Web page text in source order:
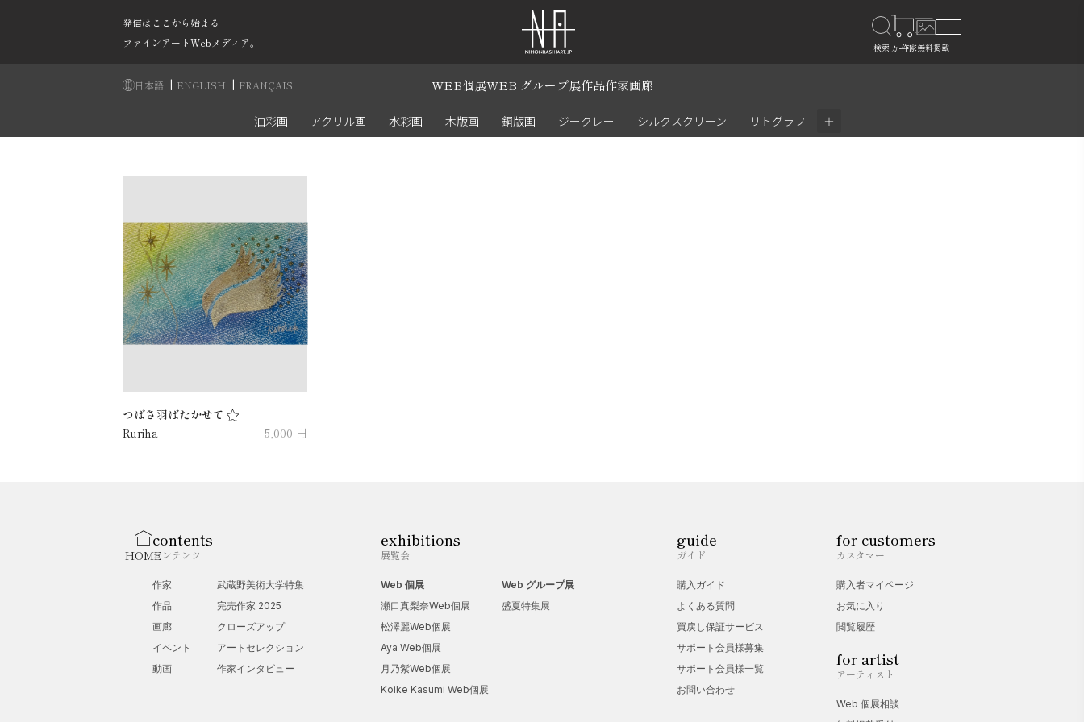
発信はここから始まる
ファインアートWebメディア。
日本語 | ENGLISH | FRANÇAIS WEB個展WEB グループ展作品作家画廊
油彩画 アクリル画 水彩画 木版画 銅版画 ジークレー シルクスクリーン リトグラフ ＋
つばさ羽ばたかせて
Ruriha
5,000 円
HOME
contents
コンテンツ
作家
作品
画廊
イベント
動画
武蔵野美術大学特集
完売作家 2025
クローズアップ
アートセレクション
作家インタビュー
exhibitions
展覧会
Web 個展
瀬口真梨奈Web個展
松澤麗Web個展
Aya Web個展
月乃紫Web個展
Koike Kasumi Web個展
Web グループ展
盛夏特集展
guide
ガイド
購入ガイド
よくある質問
買戻し保証サービス
サポート会員様募集
サポート会員様一覧
お問い合わせ
for customers
カスタマー
購入者マイページ
お気に入り
閲覧履歴
for artist
アーティスト
Web 個展相談